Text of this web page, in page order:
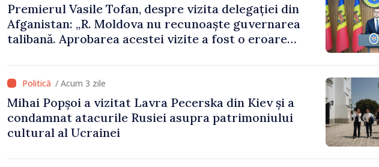
Premierul Vasile Tofan, despre vizita delegației din
Afganistan: „R. Moldova nu recunoaște guvernarea
talibană. Aprobarea acestei vizite a fost o eroare
/ Acum 3 zile
Mihai Popșoi a vizitat Lavra Pecerska din Kiev și a
condamnat atacurile Rusiei asupra patrimoniului
cultural al Ucrainei